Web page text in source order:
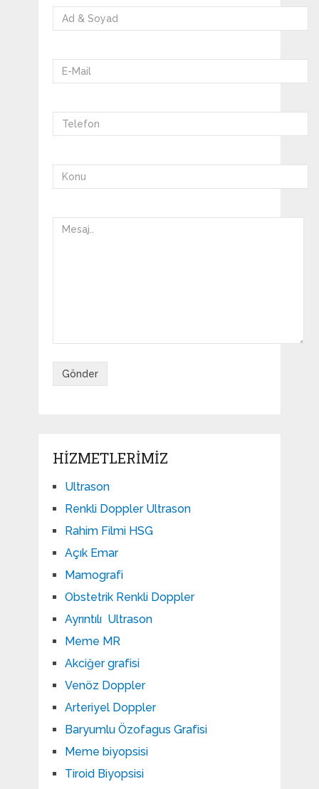
HIZMETLERIMIZ
Ultrason
Renkli Doppler Ultrason
Rahim Filmi HSG
Açık Emar
Mamografi
Obstetrik Renkli Doppler
Ayrıntılı Ultrason
Meme MR
Akciğer grafisi
Venöz Doppler
Arteriyel Doppler
Baryumlu Özofagus Grafisi
Meme biyopsisi
Tiroid Biyopsisi